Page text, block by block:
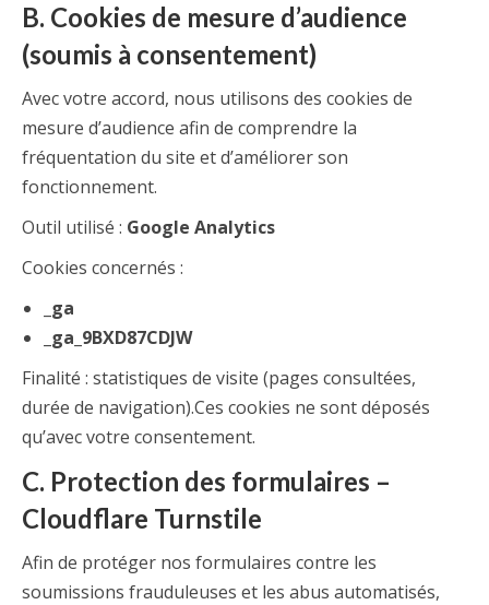
B. Cookies de mesure d’audience
(soumis à consentement)
Avec votre accord, nous utilisons des cookies de
mesure d’audience afin de comprendre la
fréquentation du site et d’améliorer son
fonctionnement.
Outil utilisé : Google Analytics
Cookies concernés :
_ga
_ga_9BXD87CDJW
Finalité : statistiques de visite (pages consultées,
durée de navigation).Ces cookies ne sont déposés
qu’avec votre consentement.
C. Protection des formulaires –
Cloudflare Turnstile
Afin de protéger nos formulaires contre les
soumissions frauduleuses et les abus automatisés,